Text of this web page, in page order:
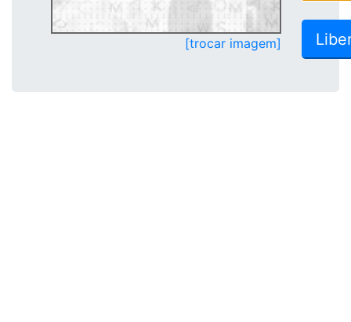
[trocar imagem]